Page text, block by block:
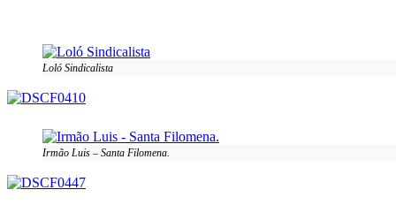
Loló Sindicalista
Irmão Luis – Santa Filomena.